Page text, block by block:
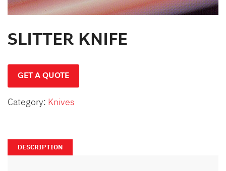
SLITTER KNIFE
GET A QUOTE
Category: Knives
DESCRIPTION